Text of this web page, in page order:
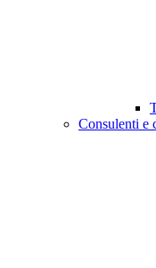
Consulenti e